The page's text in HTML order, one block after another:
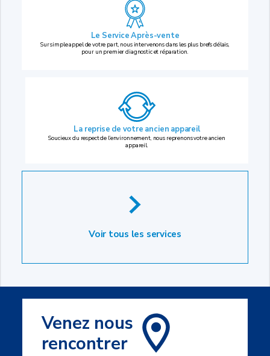
Le Service Après-vente
Sur simple appel de votre part, nous intervenons dans les plus brefs délais,
pour un premier diagnostic et réparation.
La reprise de votre ancien appareil
Soucieux du respect de l’environnement, nous reprenons votre ancien
appareil.
Voir tous les services
Venez nous
rencontrer